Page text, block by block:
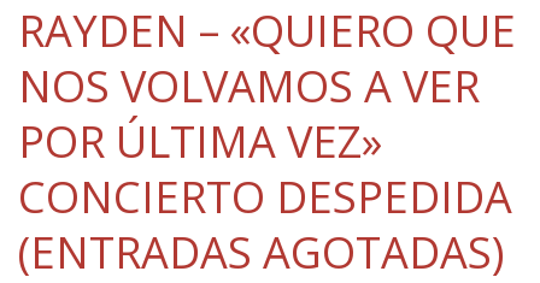
RAYDEN – «QUIERO QUE
NOS VOLVAMOS A VER
POR ÚLTIMA VEZ»
CONCIERTO DESPEDIDA
(ENTRADAS AGOTADAS)